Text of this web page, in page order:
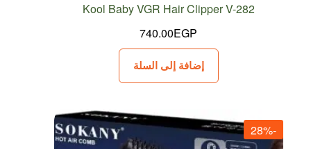
Kool Baby VGR Hair Clipper V-282
740.00EGP
إضافة إلى السلة
-28%